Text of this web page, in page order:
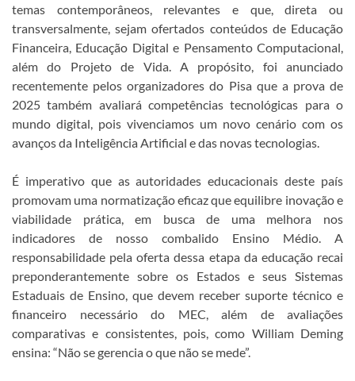
temas contemporâneos, relevantes e que, direta ou
transversalmente, sejam ofertados conteúdos de Educação
Financeira, Educação Digital e Pensamento Computacional,
além do Projeto de Vida. A propósito, foi anunciado
recentemente pelos organizadores do Pisa que a prova de
2025 também avaliará competências tecnológicas para o
mundo digital, pois vivenciamos um novo cenário com os
avanços da Inteligência Artificial e das novas tecnologias.
É imperativo que as autoridades educacionais deste país
promovam uma normatização eficaz que equilibre inovação e
viabilidade prática, em busca de uma melhora nos
indicadores de nosso combalido Ensino Médio. A
responsabilidade pela oferta dessa etapa da educação recai
preponderantemente sobre os Estados e seus Sistemas
Estaduais de Ensino, que devem receber suporte técnico e
financeiro necessário do MEC, além de avaliações
comparativas e consistentes, pois, como William Deming
ensina: “Não se gerencia o que não se mede”.